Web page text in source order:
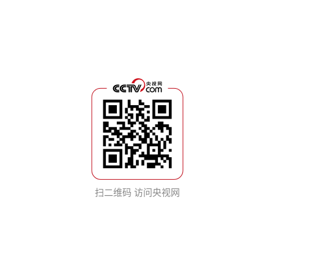
扫二维码 访问央视网